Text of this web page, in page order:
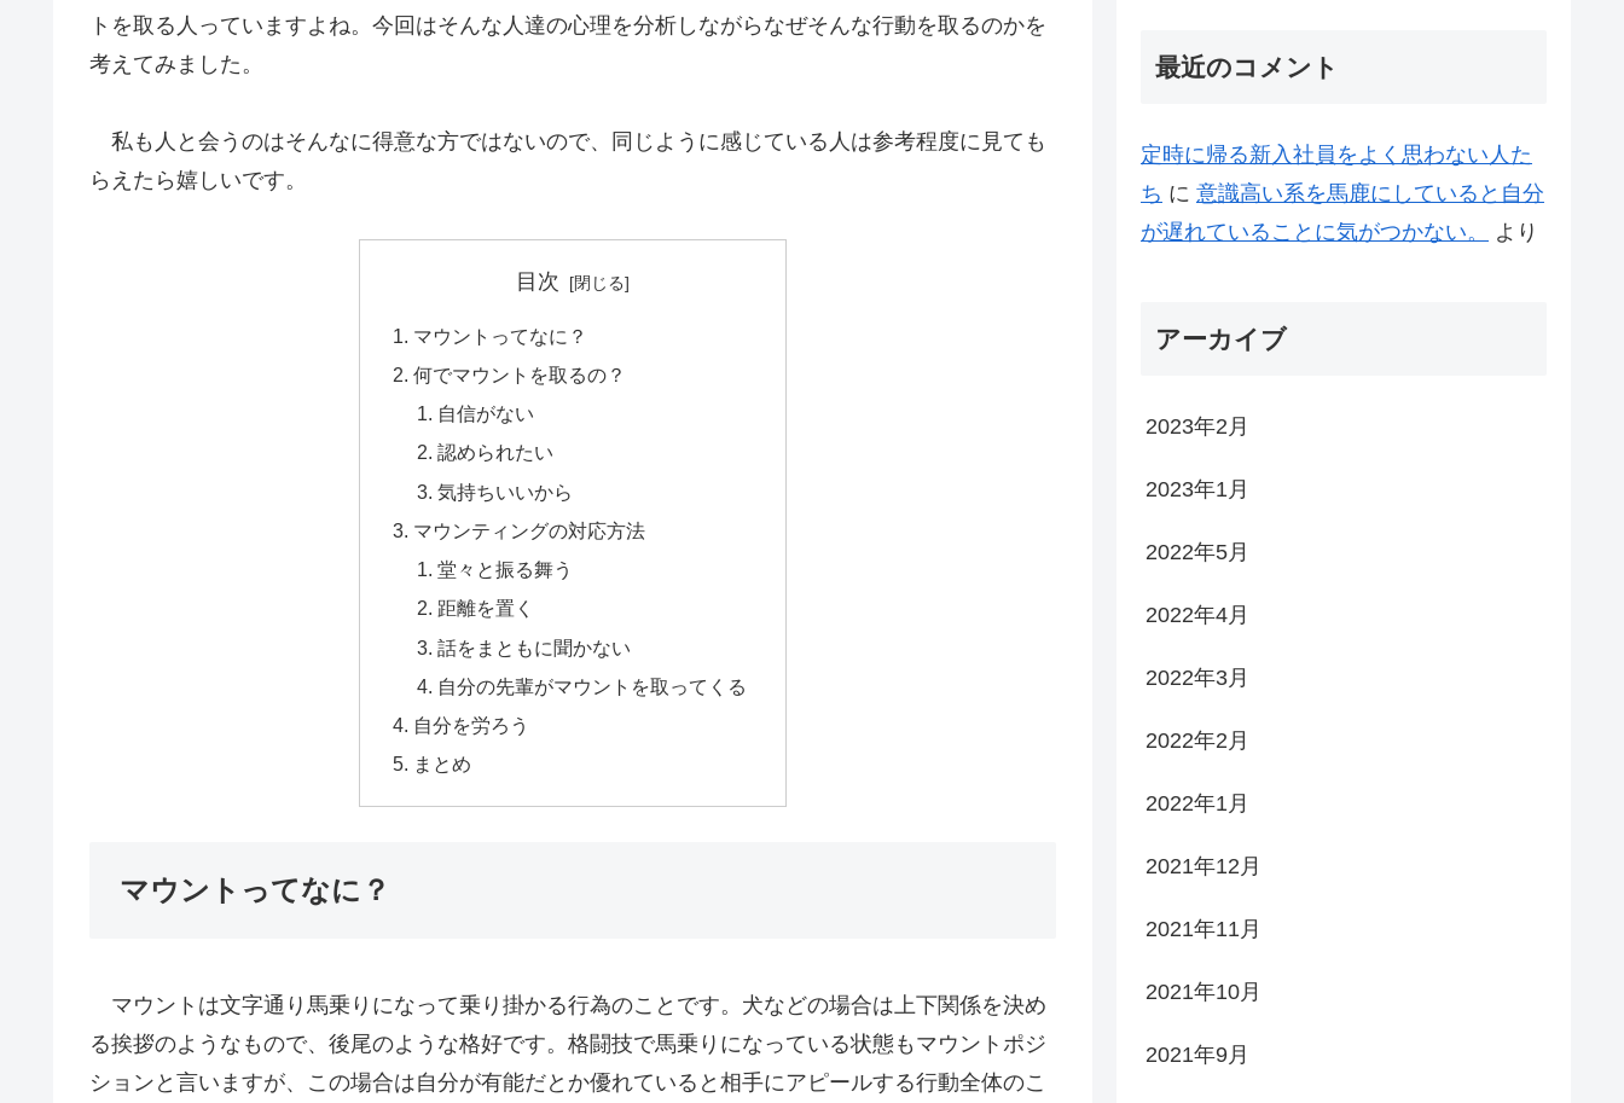
トを取る人っていますよね。今回はそんな人達の心理を分析しながらなぜそんな行動を取るのかを
考えてみました。
私も人と会うのはそんなに得意な方ではないので、同じように感じている人は参考程度に見ても
らえたら嬉しいです。
目次
マウントってなに？
何でマウントを取るの？
自信がない
認められたい
気持ちいいから
マウンティングの対応方法
堂々と振る舞う
距離を置く
話をまともに聞かない
自分の先輩がマウントを取ってくる
自分を労ろう
まとめ
マウントってなに？
マウントは文字通り馬乗りになって乗り掛かる行為のことです。犬などの場合は上下関係を決め
る挨拶のようなもので、後尾のような格好です。格闘技で馬乗りになっている状態もマウントポジ
ションと言いますが、この場合は自分が有能だとか優れていると相手にアピールする行動全体のこ
最近のコメント
定時に帰る新入社員をよく思わない人た
ち に 意識高い系を馬鹿にしていると自分
が遅れていることに気がつかない。
より
アーカイブ
2023年2月
2023年1月
2022年5月
2022年4月
2022年3月
2022年2月
2022年1月
2021年12月
2021年11月
2021年10月
2021年9月